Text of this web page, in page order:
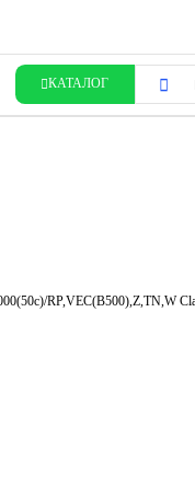
КАТАЛОГ